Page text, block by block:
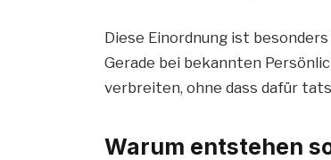
Diese Einordnung ist
Gerade bei bekannten
verbreiten, ohne dass dafür
Warum entstehen